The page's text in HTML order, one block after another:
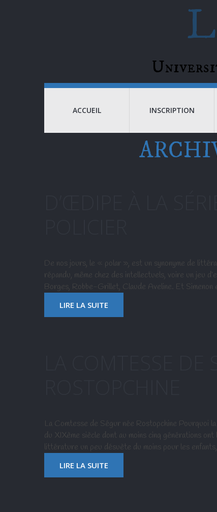
ACCUEIL INSCRIPTION
De nos jours, le « polar », est un synonyme de
répandu, même chez des intellectuels, voire un jeu
Borges, Robbe-Grillet, Claude Aveline. Et Simenon
LIRE LA SUITE
La Comtesse de Ségur née Rostopchine Pourquoi
du XIXème siècle dont au moins cinq générations
littérature un peu désuète du moins pour les
LIRE LA SUITE